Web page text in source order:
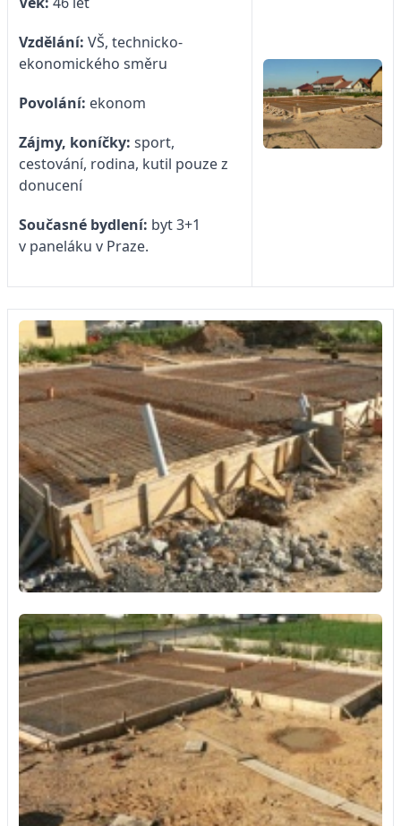
Vzdělání: VŠ, technicko-
ekonomického směru
Povolání: ekonom
Zájmy, koníčky: sport,
cestování, rodina, kutil pouze z
donucení
Současné bydlení: byt 3+1
v paneláku v Praze.